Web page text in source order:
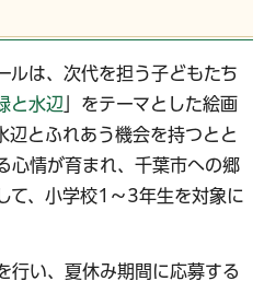
ルは、次代を担う子どもたち
と水辺 」をテーマとした絵画
辺とふれあう機会を持つとと
心情が育まれ、千葉市への郷
て、小学校1～3年生を対象に
行い、夏休み期間に応募する